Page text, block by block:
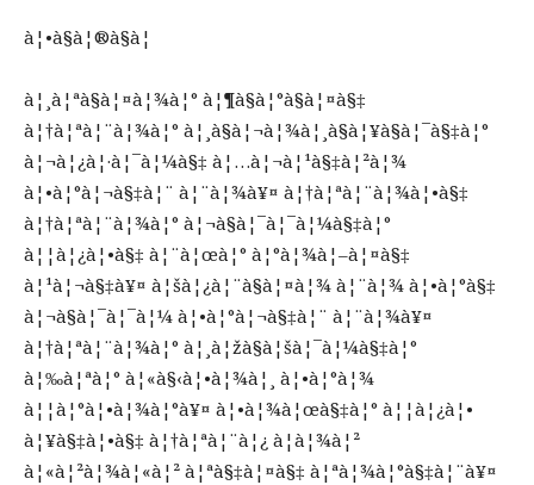
à¦•à§à¦®à§à¦­
à¦¸à¦ªà§à¦¤à¦¾à¦° à¦¶à§à¦°à§à¦¤à§‡
à¦†à¦ªà¦¨à¦¾à¦° à¦¸à§à¦¬à¦¾à¦¸à§à¦¥à§à¦¯à§‡à¦°
à¦¬à¦¿à¦·à¦¯à¦¼à§‡ à¦…à¦¬à¦¹à§‡à¦²à¦¾
à¦•à¦°à¦¬à§‡à¦¨ à¦¨à¦¾à¥¤ à¦†à¦ªà¦¨à¦¾à¦•à§‡
à¦†à¦ªà¦¨à¦¾à¦° à¦¬à§à¦¯à¦¯à¦¼à§‡à¦°
à¦¦à¦¿à¦•à§‡ à¦¨à¦œà¦° à¦°à¦¾à¦–à¦¤à§‡
à¦¹à¦¬à§‡à¥¤ à¦šà¦¿à¦¨à§à¦¤à¦¾ à¦¨à¦¾ à¦•à¦°à§‡
à¦¬à§à¦¯à¦¯à¦¼ à¦•à¦°à¦¬à§‡à¦¨ à¦¨à¦¾à¥¤
à¦†à¦ªà¦¨à¦¾à¦° à¦¸à¦žà§à¦šà¦¯à¦¼à§‡à¦°
à¦‰à¦ªà¦° à¦«à§‹à¦•à¦¾à¦¸ à¦•à¦°à¦¾
à¦¦à¦°à¦•à¦¾à¦°à¥¤ à¦•à¦¾à¦œà§‡à¦° à¦¦à¦¿à¦•
à¦¥à§‡à¦•à§‡ à¦†à¦ªà¦¨à¦¿ à¦­à¦¾à¦²
à¦«à¦²à¦¾à¦«à¦² à¦ªà§‡à¦¤à§‡ à¦ªà¦¾à¦°à§‡à¦¨à¥¤